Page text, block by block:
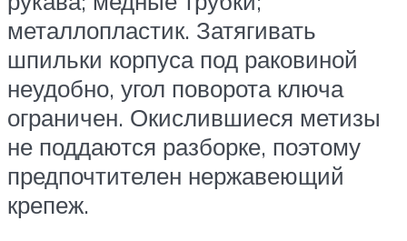
металлопластик. Затягивать
шпильки корпуса под раковиной
неудобно, угол поворота ключа
ограничен. Окислившиеся метизы
не поддаются разборке, поэтому
предпочтителен нержавеющий
крепеж.